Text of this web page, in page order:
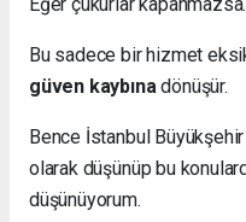
Bu sadece bir hizmet
güven kaybına dönüşür.
Bence İstanbul
olarak düşünüp bu
düşünüyorum.